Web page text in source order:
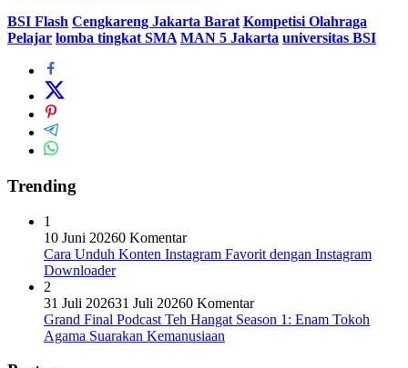
BSI Flash Cengkareng Jakarta Barat Kompetisi Olahraga
Pelajar lomba tingkat SMA MAN 5 Jakarta universitas BSI
Trending
1
10 Juni 20260 Komentar
Cara Unduh Konten Instagram Favorit dengan Instagram
Downloader
2
31 Juli 202631 Juli 20260 Komentar
Grand Final Podcast Teh Hangat Season 1: Enam Tokoh
Agama Suarakan Kemanusiaan